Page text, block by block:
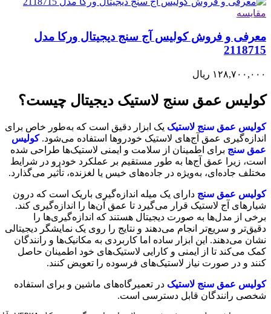
مقایسه
معرفی و فروش کولیس آج سنج دیجیتال ورکا مدل
2118715
۱۲۸,۷۰۰,۰۰۰ ریال
کولیس عمق سنج لاستیک دیجیتال چیست؟
کولیس عمق سنج لاستیک یک ابزار دقیق است که به‌طور خاص برای
اندازه‌گیری عمق آج‌های لاستیک خودروها استفاده می‌شود.کولیس
عمق سنج برای اطمینان از سلامت و ایمنی لاستیک‌ها طراحی شده
است، زیرا عمق آج‌ها به طور مستقیم بر عملکرد خودرو در شرایط
مختلف جاده‌ای، به‌ویژه در جاده‌های خیس یا لغزنده، تأثیر می‌گذارد.
کولیس عمق سنج دارای یک میله اندازه‌گیری باریک است که درون
شیارهای آج لاستیک قرار می‌گیرد تا عمق آن‌ها را اندازه‌گیری کند.
برخی از مدل‌ها به صورت دیجیتال هستند که اندازه‌گیری‌ها را
دقیق‌تر و سریع‌تر انجام می‌دهند و نتایج را روی یک نمایشگر دیجیتالی
نشان می‌دهند. این ابزار ساده اما کاربردی به مکانیک‌ها و رانندگان
کمک می‌کند تا از ایمنی و کارایی لاستیک‌های خود اطمینان حاصل
کنند و در صورت نیاز لاستیک‌های فرسوده را تعویض کنند.
کولیس عمق سنج لاستیک در تعمیرگاه‌های ماشین و برای استفاده
شخصی رانندگان قابل دسترسی است.